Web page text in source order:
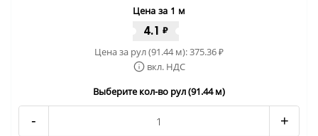
Цена за 1 м
4.1 ₽
Цена за рул (91.44 м):375.36₽
вкл. НДС
Выберите кол-во рул (91.44 м)
- +